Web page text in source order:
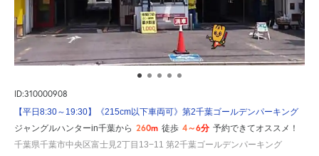
ID:310000908
【平日8:30～19:30】《215cm以下車両可》第2千葉ゴールデンパーキング
ジャングルハンターin千葉から 260m 徒歩 4～6分 予約できてオススメ！
千葉県千葉市中央区富士見2丁目13−11 第2千葉ゴールデンパーキング